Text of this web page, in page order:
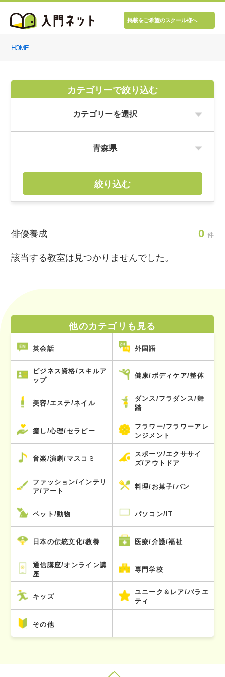
掲載をご希望のスクール様へ
HOME
カテゴリーで絞り込む
絞り込む
俳優養成 0 件
該当する教室は見つかりませんでした。
他のカテゴリも見る
英会話 外国語
ビジネス資格/スキルア
ップ
健康/ボディケア/整体
美容/エステ/ネイル
ダンス/フラダンス/舞
踏
癒し/心理/セラピー
フラワー/フラワーアレ
ンジメント
音楽/演劇/マスコミ
スポーツ/エクササイ
ズ/アウトドア
ファッション/インテリ
ア/アート
料理/お菓子/パン
ペット/動物 パソコン/IT
日本の伝統文化/教養 医療/介護/福祉
通信講座/オンライン講
座
専門学校
キッズ
ユニーク＆レア/バラエ
ティ
その他